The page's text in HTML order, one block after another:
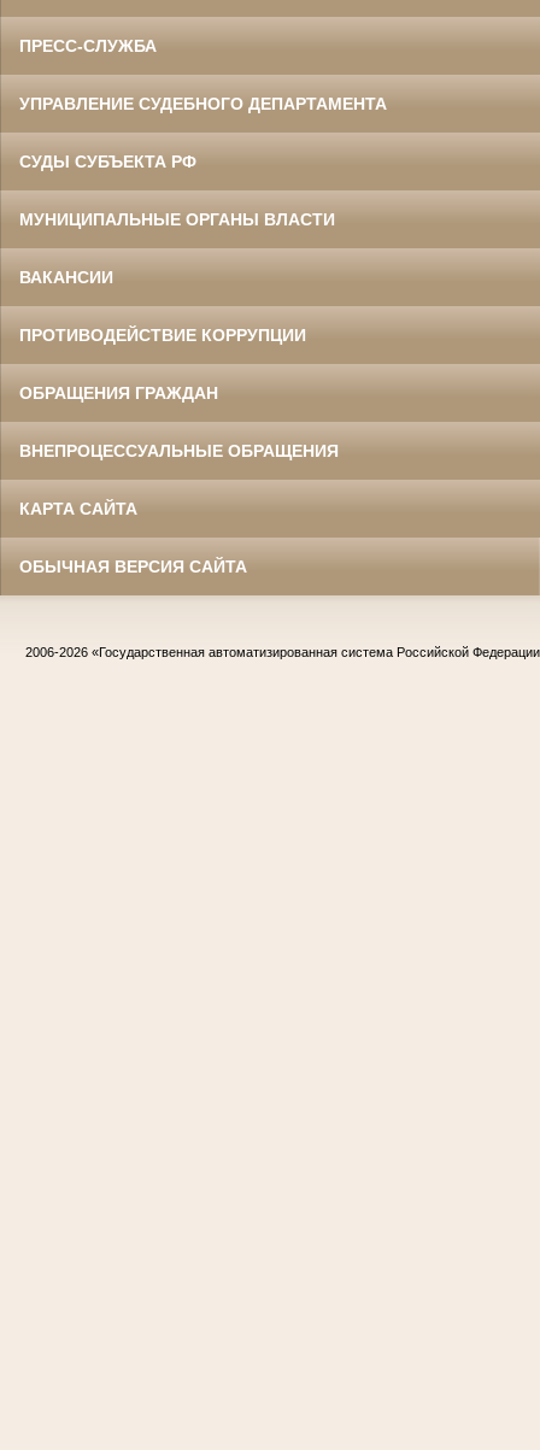
ПРЕСС-СЛУЖБА
УПРАВЛЕНИЕ СУДЕБНОГО ДЕПАРТАМЕНТА
СУДЫ СУБЪЕКТА РФ
МУНИЦИПАЛЬНЫЕ ОРГАНЫ ВЛАСТИ
ВАКАНСИИ
ПРОТИВОДЕЙСТВИЕ КОРРУПЦИИ
ОБРАЩЕНИЯ ГРАЖДАН
ВНЕПРОЦЕССУАЛЬНЫЕ ОБРАЩЕНИЯ
КАРТА САЙТА
ОБЫЧНАЯ ВЕРСИЯ САЙТА
2006-2026 «Государственная автоматизированная система Российской